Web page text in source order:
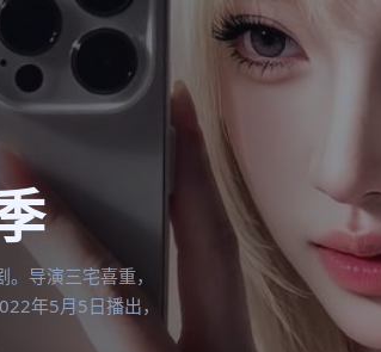
在线高清电视剧
导演三宅喜重，
年5月5日播出，